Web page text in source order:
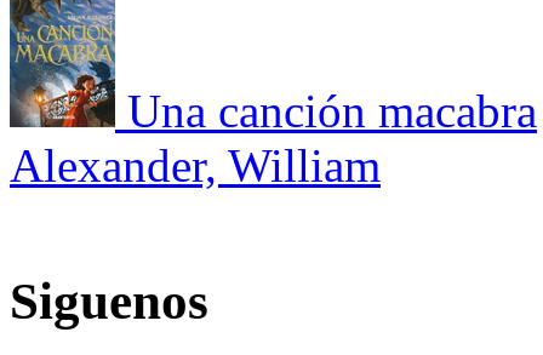
Una canción macabra
Alexander, William
Siguenos